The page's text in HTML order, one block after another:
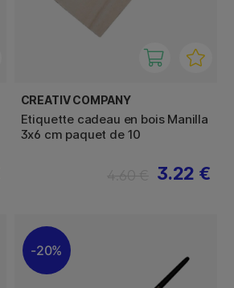
CREATIV COMPANY
Etiquette cadeau en bois Manilla
3x6 cm paquet de 10
3.22 €
20%